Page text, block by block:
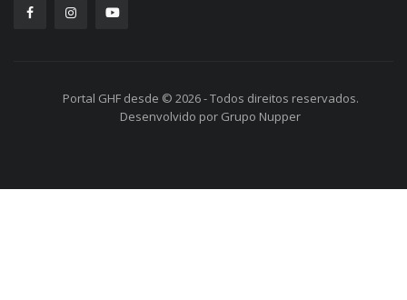
Portal GHF desde © 2026 - Todos direitos reservados.
Desenvolvido por Grupo Nupper